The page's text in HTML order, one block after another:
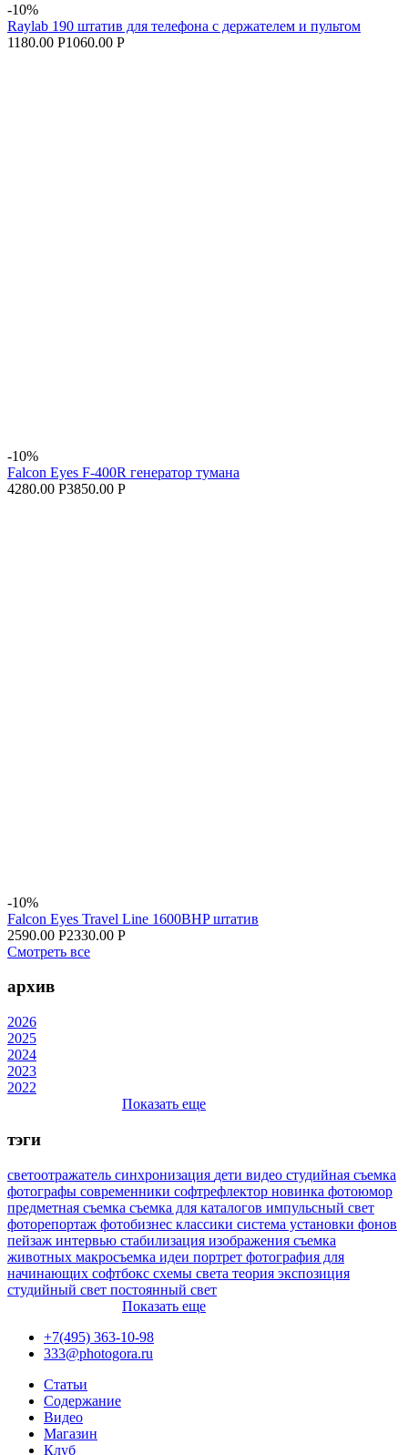
-10%
Raylab 190 штатив для телефона с держателем и пультом
1180.00 Р1060.00 Р
-10%
Falcon Eyes F-400R генератор тумана
4280.00 Р3850.00 Р
-10%
Falcon Eyes Travel Line 1600BHP штатив
2590.00 Р2330.00 Р
Смотреть все
архив
2026
2025
2024
2023
2022
Показать еще
тэги
светоотражатель синхронизация дети видео студийная съемка
фотографы современники софтрефлектор новинка фотоюмор
предметная съемка съемка для каталогов импульсный свет
фоторепортаж фотобизнес классики система установки фонов
пейзаж интервью стабилизация изображения съемка
животных макросъемка идеи портрет фотография для
начинающих софтбокс схемы света теория экспозиция
студийный свет постоянный свет
Показать еще
+7(495) 363-10-98
333@photogora.ru
Статьи
Содержание
Видео
Магазин
Клуб